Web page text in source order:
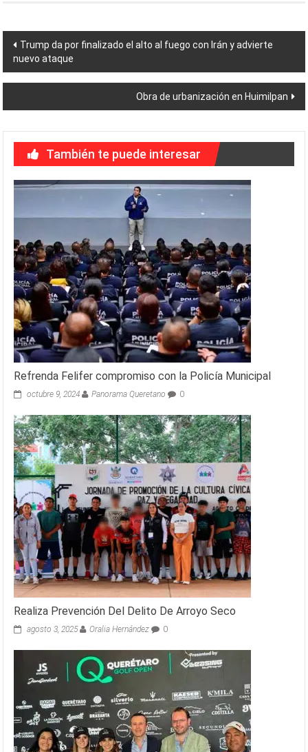
Navegación
de
Trump da por finalizado el alto al fuego con Irán y advierte
nuevo ataque
Obra de urbanización en Huimilpan
También te puede interesar
Refrenda Felifer compromiso con la Policía Municipal
octubre 9, 2024 Panorama Queretano 0
Realiza Prevención Del Delito De Arroyo Seco
agosto 3, 2025 Oralia Hernández 0